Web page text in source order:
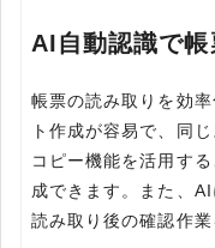
AI自動認識で
帳票の読み取りを効
ト作成が容易で、同
コピー機能を活用す
成できます。また、
読み取り後の確認作業